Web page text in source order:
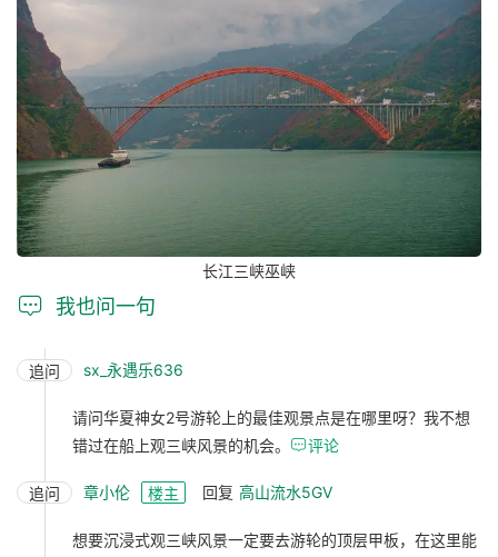
长江三峡巫峡
 我也问一句
追问 sx_永遇乐636
请问华夏神女2号游轮上的最佳观景点是在哪里呀？我不想
错过在船上观三峡风景的机会。 评论
追问 章小伦 楼主 回复 高山流水5GV
想要沉浸式观三峡风景一定要去游轮的顶层甲板，在这里能